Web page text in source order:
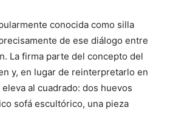
conocida como silla
de ese diálogo entre
La firma parte del concepto del
y, en lugar de reinterpretarlo en
al cuadrado: dos huevos
sofá escultórico, una pieza